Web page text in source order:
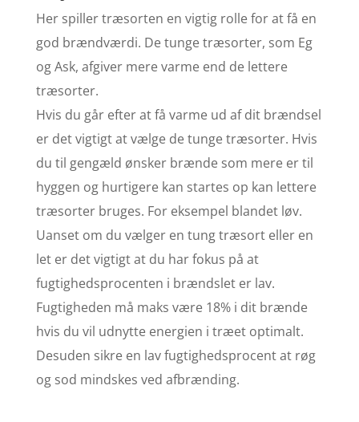
Her spiller træsorten en vigtig rolle for at få en
god brændværdi. De tunge træsorter, som Eg
og Ask, afgiver mere varme end de lettere
træsorter.
Hvis du går efter at få varme ud af dit brændsel
er det vigtigt at vælge de tunge træsorter. Hvis
du til gengæld ønsker brænde som mere er til
hyggen og hurtigere kan startes op kan lettere
træsorter bruges. For eksempel blandet løv.
Uanset om du vælger en tung træsort eller en
let er det vigtigt at du har fokus på at
fugtighedsprocenten i brændslet er lav.
Fugtigheden må maks være 18% i dit brænde
hvis du vil udnytte energien i træet optimalt.
Desuden sikre en lav fugtighedsprocent at røg
og sod mindskes ved afbrænding.